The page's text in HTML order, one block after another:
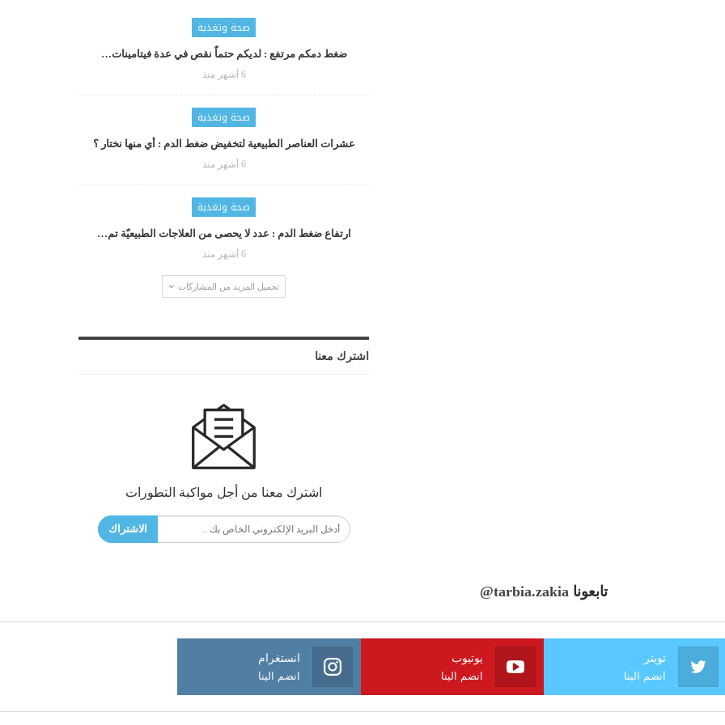
صحة وتغذية
ضغط دمكم مرتفع : لديكم حتماّ نقص في عدة فيتامينات…
6 أشهر منذ
صحة وتغذية
عشرات العناصر الطبيعية لتخفيض ضغط الدم : أي منها نختار ؟
6 أشهر منذ
صحة وتغذية
ارتفاع ضغط الدم : عدد لا يحصى من العلاجات الطبيعيّة تم…
6 أشهر منذ
تحميل المزيد من المشاركات
اشترك معنا
اشترك معنا من أجل مواكبة التطورات
الاشتراك
تابعونا @tarbia.zakia
تويتر
انضم الينا
يوتيوب
انضم الينا
انستغرام
انضم الينا